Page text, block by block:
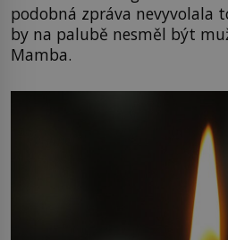
podobná zpráva nevyvolala
by na palubě nesměl být
Mamba.